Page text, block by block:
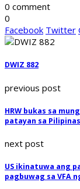
0 comment
0
Facebook Twitter
DWIZ 882
previous post
HRW bukas sa
patayan sa
next post
US ikinatuwa ang
pagbuwag sa VFA